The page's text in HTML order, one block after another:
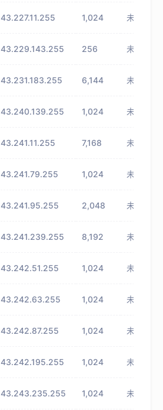
43.227.11.255 1,024 未知
43.229.143.255 256 未知
43.231.183.255 6,144 未知
43.240.139.255 1,024 未知
43.241.11.255 7,168 未知
43.241.79.255 1,024 未知
43.241.95.255 2,048 未知
43.241.239.255 8,192 未知
43.242.51.255 1,024 未知
43.242.63.255 1,024 未知
43.242.87.255 1,024 未知
43.242.195.255 1,024 未知
43.243.235.255 1,024 未知